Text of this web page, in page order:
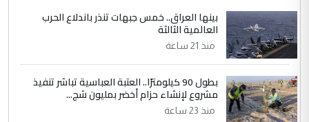
بينها العراق.. خمس جبهات تنذر باندلاع الحرب
العالمية الثالثة
منذ 21 ساعة
بطول 90 كيلومترًا.. العتبة العباسية تباشر تنفيذ
مشروع لإنشاء حزام أخضر بمليون شج...
منذ 23 ساعة